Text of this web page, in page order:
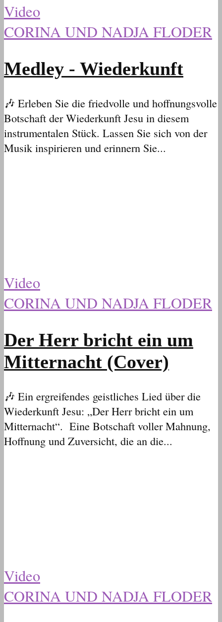
Video
CORINA UND NADJA FLODER
Medley - Wiederkunft
🎶 Erleben Sie die friedvolle und hoffnungsvolle
Botschaft der Wiederkunft Jesu in diesem
instrumentalen Stück. Lassen Sie sich von der
Musik inspirieren und erinnern Sie...
Video
CORINA UND NADJA FLODER
Der Herr bricht ein um
Mitternacht (Cover)
🎶 Ein ergreifendes geistliches Lied über die
Wiederkunft Jesu: „Der Herr bricht ein um
Mitternacht“. Eine Botschaft voller Mahnung,
Hoffnung und Zuversicht, die an die...
Video
CORINA UND NADJA FLODER